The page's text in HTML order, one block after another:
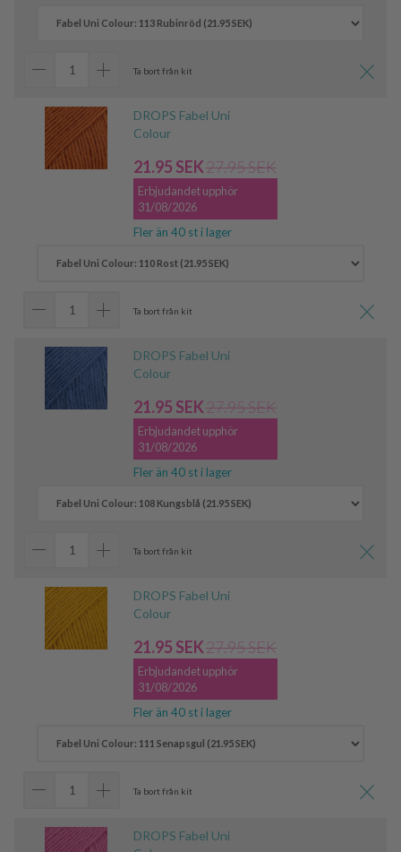
Ta bort från kit
DROPS Fabel Uni
Colour
21.95 SEK27.95 SEK
Erbjudandet upphör
31/08/2026
Fler än 40 st i lager
Ta bort från kit
DROPS Fabel Uni
Colour
21.95 SEK27.95 SEK
Erbjudandet upphör
31/08/2026
Fler än 40 st i lager
Ta bort från kit
DROPS Fabel Uni
Colour
21.95 SEK27.95 SEK
Erbjudandet upphör
31/08/2026
Fler än 40 st i lager
Ta bort från kit
DROPS Fabel Uni